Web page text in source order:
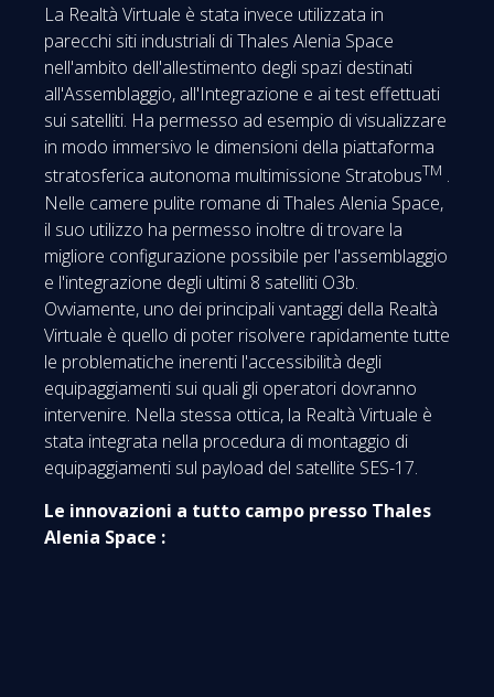
La Realtà Virtuale è stata invece utilizzata in
parecchi siti industriali di Thales Alenia Space
nell'ambito dell'allestimento degli spazi destinati
all'Assemblaggio, all'Integrazione e ai test effettuati
sui satelliti. Ha permesso ad esempio di visualizzare
in modo immersivo le dimensioni della piattaforma
stratosferica autonoma multimissione StratobusTM .
Nelle camere pulite romane di Thales Alenia Space,
il suo utilizzo ha permesso inoltre di trovare la
migliore configurazione possibile per l'assemblaggio
e l'integrazione degli ultimi 8 satelliti O3b.
Ovviamente, uno dei principali vantaggi della Realtà
Virtuale è quello di poter risolvere rapidamente tutte
le problematiche inerenti l'accessibilità degli
equipaggiamenti sui quali gli operatori dovranno
intervenire. Nella stessa ottica, la Realtà Virtuale è
stata integrata nella procedura di montaggio di
equipaggiamenti sul payload del satellite SES-17.
Le innovazioni a tutto campo presso Thales
Alenia Space :